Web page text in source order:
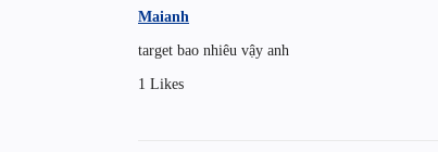
Maianh
target bao nhiêu vậy anh
1 Likes